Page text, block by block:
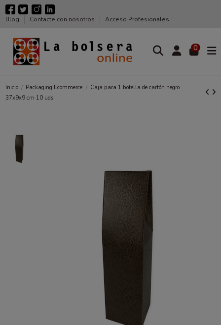
Blog Contacte con nosotros Acceso Profesionales
0
Inicio Packaging Ecommerce
Caja para 1 botella de cartón negro
37x9x9 cm 10 uds